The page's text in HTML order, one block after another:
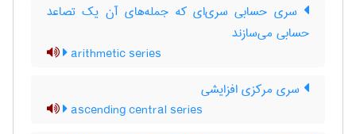
سری حسابی سری‌ای که جمله‌های آن یک تصاعد
حسابی می‌سازند
arithmetic series
سری مرکزی افزایشی
ascending central series